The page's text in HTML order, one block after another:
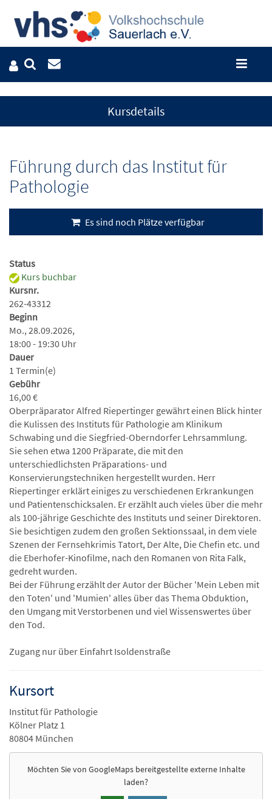
Kursdetails
Führung durch das Institut für
Pathologie
Es sind noch Plätze verfügbar
Status
Kurs buchbar
Kursnr.
262-43312
Beginn
Mo., 28.09.2026,
18:00 - 19:30 Uhr
Dauer
1 Termin(e)
Gebühr
16,00 €
Oberpräparator Alfred Riepertinger gewährt einen Blick hinter
die Kulissen des Instituts für Pathologie am Klinikum
Schwabing und die Siegfried-Oberndorfer Lehrsammlung.
Sie sehen etwa 1200 Präparate, die mit den
unterschiedlichsten Präparations- und
Konservierungstechniken hergestellt wurden. Herr
Riepertinger erklärt einiges zu verschiedenen Erkrankungen
und Patientenschicksalen. Er erzählt auch vieles über die mehr
als 100-jährige Geschichte des Instituts und seiner Direktoren.
Sie besichtigen zudem den großen Sektionssaal, in dem viele
Szenen der Fernsehkrimis Tatort, Der Alte, Die Chefin etc. und
die Eberhofer-Kinofilme, nach den Romanen von Rita Falk,
gedreht wurden.
Bei der Führung erzählt der Autor der Bücher 'Mein Leben mit
den Toten' und 'Mumien' alles über das Thema Obduktion,
den Umgang mit Verstorbenen und viel Wissenswertes über
den Tod.
Zugang nur über Einfahrt Isoldenstraße
Kursort
Institut für Pathologie
Kölner Platz 1
80804 München
Möchten Sie von GoogleMapsbereitgestellte externe Inhalte
laden?